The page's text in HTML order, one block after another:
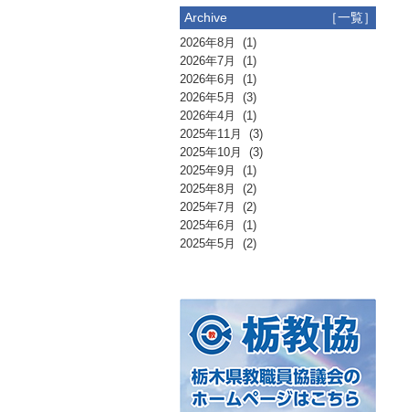
Archive ［一覧］
2026年8月
(1)
2026年7月
(1)
2026年6月
(1)
2026年5月
(3)
2026年4月
(1)
2025年11月
(3)
2025年10月
(3)
2025年9月
(1)
2025年8月
(2)
2025年7月
(2)
2025年6月
(1)
2025年5月
(2)